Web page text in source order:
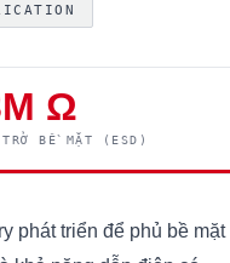
Ω
BỀ MẶT (ESD)
phát triển để phủ bề mặt